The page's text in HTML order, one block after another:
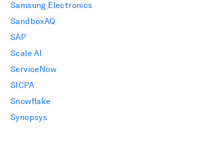
Samsung Electronics
SandboxAQ
SAP
Scale AI
ServiceNow
SICPA
Snowflake
Synopsys